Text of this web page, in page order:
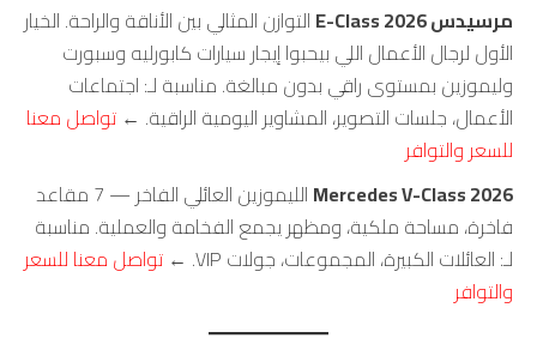
مرسيدس E-Class 2026
التوازن المثالي بين الأناقة والراحة. الخيار
الأول لرجال الأعمال اللي بيحبوا إيجار سيارات كابورليه وسبورت
وليموزين بمستوى راقي بدون مبالغة. مناسبة لـ: اجتماعات
الأعمال، جلسات التصوير، المشاوير اليومية الراقية. ← تواصل معنا
للسعر والتوافر
Mercedes V-Class 2026
الليموزين العائلي الفاخر — 7 مقاعد
فاخرة، مساحة ملكية، ومظهر يجمع الفخامة والعملية. مناسبة
لـ: العائلات الكبيرة، المجموعات، جولات VIP. ←
تواصل معنا للسعر
والتوافر